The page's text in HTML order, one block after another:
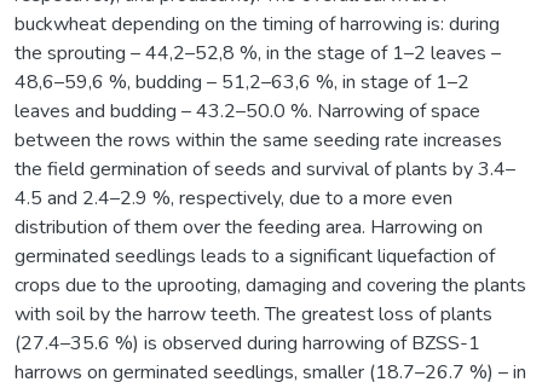
buckwheat depending on the timing of harrowing is: during
the sprouting – 44,2–52,8 %, in the stage of 1–2 leaves –
48,6–59,6 %, budding – 51,2–63,6 %, in stage of 1–2
leaves and budding – 43.2–50.0 %. Narrowing of space
between the rows within the same seeding rate increases
the field germination of seeds and survival of plants by 3.4–
4.5 and 2.4–2.9 %, respectively, due to a more even
distribution of them over the feeding area. Harrowing on
germinated seedlings leads to a significant liquefaction of
crops due to the uprooting, damaging and covering the plants
with soil by the harrow teeth. The greatest loss of plants
(27.4–35.6 %) is observed during harrowing of BZSS-1
harrows on germinated seedlings, smaller (18.7–26.7 %) – in